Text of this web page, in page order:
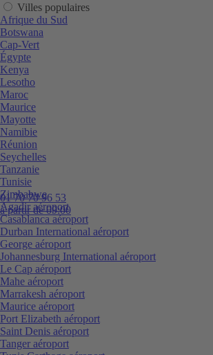
01 70 70 96 53
à partir de 09:00
Villes populaires
Afrique du Sud
Botswana
Cap-Vert
Égypte
Kenya
Lesotho
Maroc
Maurice
Mayotte
Namibie
Réunion
Seychelles
Tanzanie
Tunisie
Zimbabwe
Agadir aéroport
Casablanca aéroport
Durban International aéroport
George aéroport
Johannesburg International aéroport
Le Cap aéroport
Mahe aéroport
Marrakesh aéroport
Maurice aéroport
Port Elizabeth aéroport
Saint Denis aéroport
Tanger aéroport